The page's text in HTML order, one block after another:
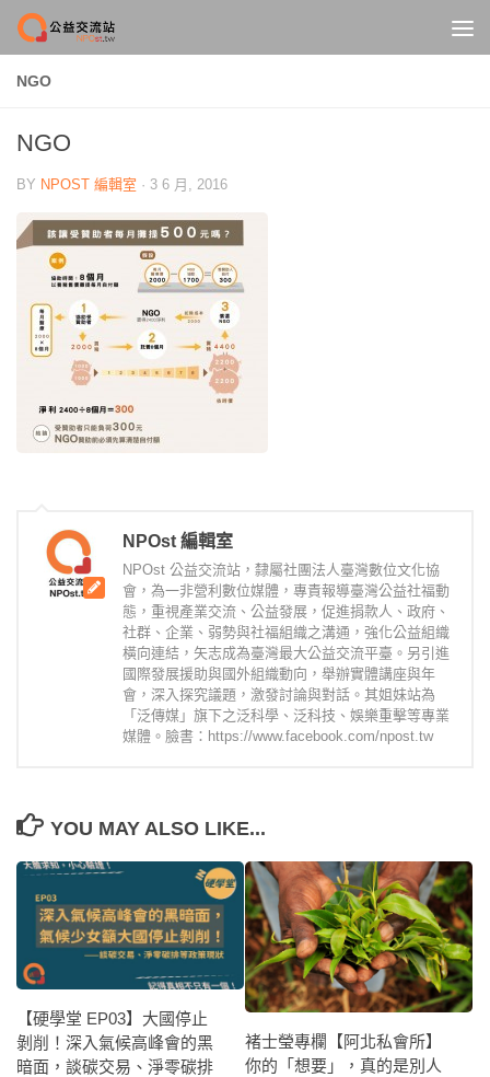
Skip to content
NGO
NGO
BY NPOST 編輯室 · 3 6 月, 2016
NPOst 編輯室
NPOst 公益交流站，隸屬社團法人臺灣數位文化協
會，為一非營利數位媒體，專責報導臺灣公益社福動
態，重視產業交流、公益發展，促進捐款人、政府、
社群、企業、弱勢與社福組織之溝通，強化公益組織
橫向連結，矢志成為臺灣最大公益交流平臺。另引進
國際發展援助與國外組織動向，舉辦實體講座與年
會，深入探究議題，激發討論與對話。其姐妹站為
「泛傳媒」旗下之泛科學、泛科技、娛樂重擊等專業
媒體。臉書：https://www.facebook.com/npost.tw
YOU MAY ALSO LIKE...
【硬學堂 EP03】大國停止
剝削！深入氣候高峰會的黑
暗面，談碳交易、淨零碳排
褚士瑩專欄【阿北私會所】
你的「想要」，真的是別人